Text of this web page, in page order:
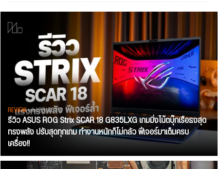
REVIEW• Jul 28, 2026
รีวิว ASUS ROG Strix SCAR 18 G835LXG เกมมิ่งโน้ตบุ๊กเรือธงสุด
ทรงพลัง ปรับสุดทุกเกม ทำงานหนักก็ไม่กลัว ฟีเจอร์มาเต็มครบ
เครื่อง!!